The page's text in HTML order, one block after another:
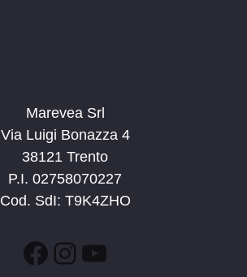
Marevea Srl
Via Luigi Bonazza 4
38121 Trento
P.I. 02758070227
Cod. SdI: T9K4ZHO
Facebook
Instagram
YouTube